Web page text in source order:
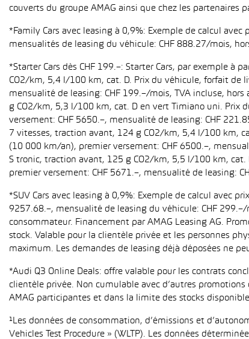
couverts du groupe AMAG ainsi que chez les partenaires
*Family Cars avec leasing à 0,9%: Exemple de calcul
mensualités de leasing du véhicule: CHF 888.27/mois,
*Starter Cars dès CHF 199.–: Starter Cars, par exemple à
CO2/km, 5,4 l/100 km, cat. D. Prix du véhicule, forfait de
mensualité de leasing: CHF 199.–/mois, TVA incluse,
g CO2/km, 5,3 l/100 km, cat. D en vert Timiano uni. Prix
versement: CHF 5650.–, mensualité de leasing: CHF
7 vitesses, traction avant, 124 g CO2/km, 5,4 l/100 km,
(10 000 km/an), premier versement: CHF 6500.–,
S tronic, traction avant, 125 g CO2/km, 5,5 l/100 km, cat.
premier versement: CHF 5671.–, mensualité de leasing:
*SUV Cars avec leasing à 0,9%: Exemple de calcul avec
9257.68.–, mensualité de leasing du véhicule: CHF
consommateur. Financement par AMAG Leasing AG.
stock. Valable pour la clientèle privée et les personnes
maximum. Les demandes de leasing déjà déposées ne
*Audi Q3 Online Deals: offre valable pour les contrats
clientèle privée. Non cumulable avec d’autres
AMAG participantes et dans la limite des stocks
¹Les données de consommation, d’émissions et
Vehicles Test Procedure » (WLTP). Les données